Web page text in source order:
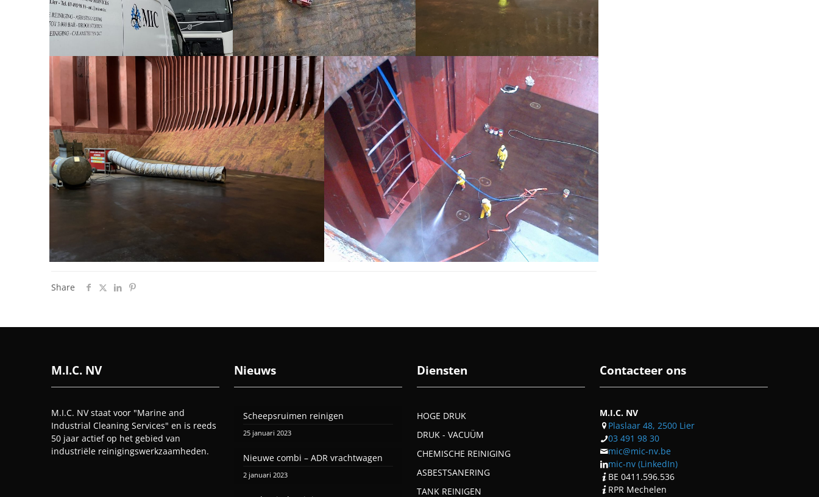
Share
M.I.C. NV
M.I.C. NV staat voor "Marine and
Industrial Cleaning Services" en is reeds
50 jaar actief op het gebied van
industriële reinigingswerkzaamheden.
Nieuws
Scheepsruimen reinigen
25 januari 2023
Nieuwe combi – ADR vrachtwagen
2 januari 2023
Diensten
HOGE DRUK
DRUK - VACUÜM
CHEMISCHE REINIGING
ASBESTSANERING
TANK REINIGEN
Contacteer ons
M.I.C. NV
Plaslaar 48, 2500 Lier
03 491 98 30
mic@mic-nv.be
mic-nv (LinkedIn)
BE 0411.596.536
RPR Mechelen